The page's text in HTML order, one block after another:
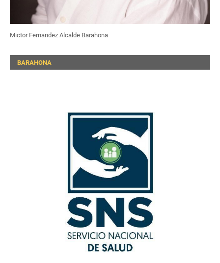
Mictor Fernandez Alcalde Barahona
BARAHONA